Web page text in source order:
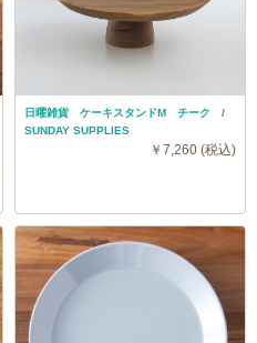
日曜雑貨 ケーキスタンドM チーク /
SUNDAY SUPPLIES
￥7,260 (税込)